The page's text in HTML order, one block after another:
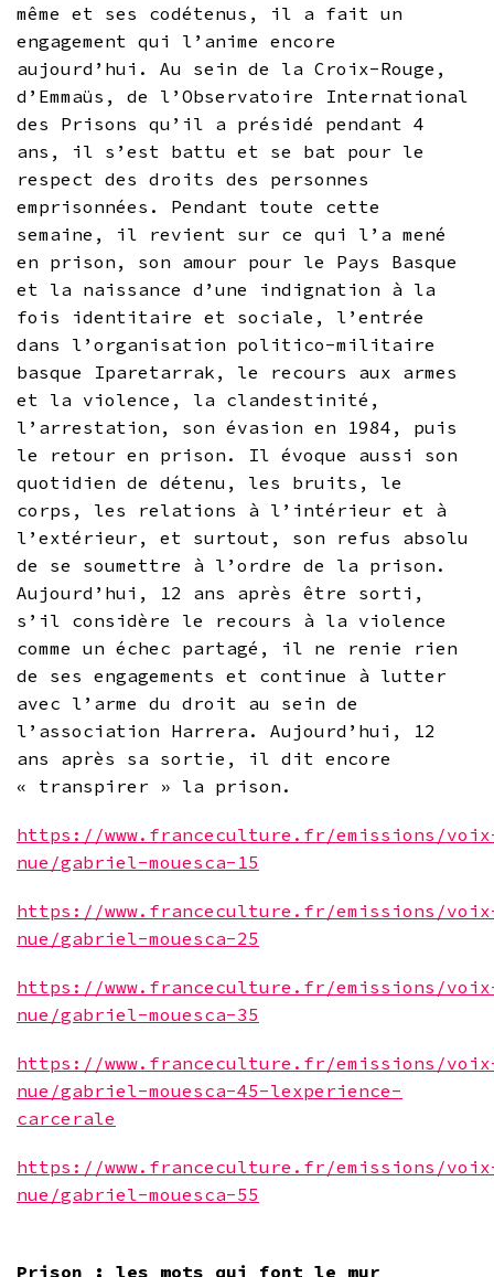
même et ses codétenus, il a fait un
engagement qui l’anime encore
aujourd’hui. Au sein de la Croix-Rouge,
d’Emmaüs, de l’Observatoire International
des Prisons qu’il a présidé pendant 4
ans, il s’est battu et se bat pour le
respect des droits des personnes
emprisonnées. Pendant toute cette
semaine, il revient sur ce qui l’a mené
en prison, son amour pour le Pays Basque
et la naissance d’une indignation à la
fois identitaire et sociale, l’entrée
dans l’organisation politico-militaire
basque Iparetarrak, le recours aux armes
et la violence, la clandestinité,
l’arrestation, son évasion en 1984, puis
le retour en prison. Il évoque aussi son
quotidien de détenu, les bruits, le
corps, les relations à l’intérieur et à
l’extérieur, et surtout, son refus absolu
de se soumettre à l’ordre de la prison.
Aujourd’hui, 12 ans après être sorti,
s’il considère le recours à la violence
comme un échec partagé, il ne renie rien
de ses engagements et continue à lutter
avec l’arme du droit au sein de
l’association Harrera. Aujourd’hui, 12
ans après sa sortie, il dit encore
« transpirer » la prison.
https://www.franceculture.fr/emissions/
nue/gabriel-mouesca-15
https://www.franceculture.fr/emissions/
nue/gabriel-mouesca-25
https://www.franceculture.fr/emissions/
nue/gabriel-mouesca-35
https://www.franceculture.fr/emissions/
nue/gabriel-mouesca-45-lexperience-
carcerale
https://www.franceculture.fr/emissions/
nue/gabriel-mouesca-55
Prison : les mots qui font le mur